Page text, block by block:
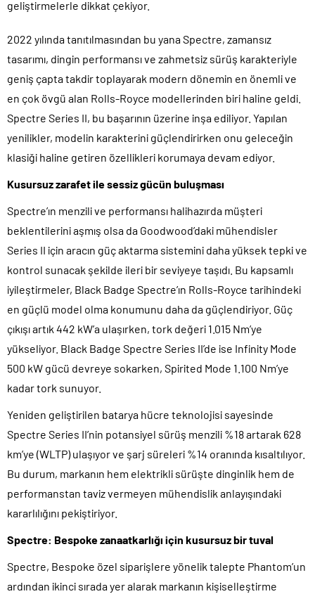
geliştirmelerle dikkat çekiyor.
2022 yılında tanıtılmasından bu yana Spectre, zamansız
tasarımı, dingin performansı ve zahmetsiz sürüş karakteriyle
geniş çapta takdir toplayarak modern dönemin en önemli ve
en çok övgü alan Rolls-Royce modellerinden biri haline geldi.
Spectre Series II, bu başarının üzerine inşa ediliyor. Yapılan
yenilikler, modelin karakterini güçlendirirken onu geleceğin
klasiği haline getiren özellikleri korumaya devam ediyor.
Kusursuz zarafet ile sessiz gücün buluşması
Spectre’ın menzili ve performansı halihazırda müşteri
beklentilerini aşmış olsa da Goodwood’daki mühendisler
Series II için aracın güç aktarma sistemini daha yüksek tepki ve
kontrol sunacak şekilde ileri bir seviyeye taşıdı. Bu kapsamlı
iyileştirmeler, Black Badge Spectre’ın Rolls-Royce tarihindeki
en güçlü model olma konumunu daha da güçlendiriyor. Güç
çıkışı artık 442 kW’a ulaşırken, tork değeri 1.015 Nm’ye
yükseliyor. Black Badge Spectre Series II’de ise Infinity Mode
500 kW gücü devreye sokarken, Spirited Mode 1.100 Nm’ye
kadar tork sunuyor.
Yeniden geliştirilen batarya hücre teknolojisi sayesinde
Spectre Series II’nin potansiyel sürüş menzili %18 artarak 628
km’ye (WLTP) ulaşıyor ve şarj süreleri %14 oranında kısaltılıyor.
Bu durum, markanın hem elektrikli sürüşte dinginlik hem de
performanstan taviz vermeyen mühendislik anlayışındaki
kararlılığını pekiştiriyor.
Spectre: Bespoke zanaatkarlığı için kusursuz bir tuval
Spectre, Bespoke özel siparişlere yönelik talepte Phantom’un
ardından ikinci sırada yer alarak markanın kişiselleştirme